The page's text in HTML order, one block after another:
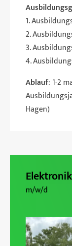
1.
2.
3.
4.
Ablauf: 1-2
Hagen)
m/w/d